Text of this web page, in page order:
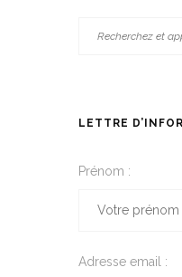
LETTRE
Prénom :
Adresse email :